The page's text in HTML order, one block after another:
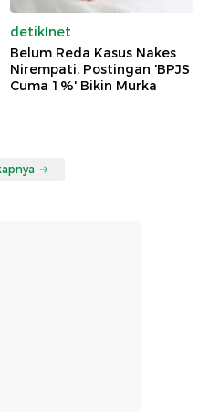
detikInet
Belum Reda Kasus Nakes
Nirempati, Postingan 'BPJS
Cuma 1%' Bikin Murka